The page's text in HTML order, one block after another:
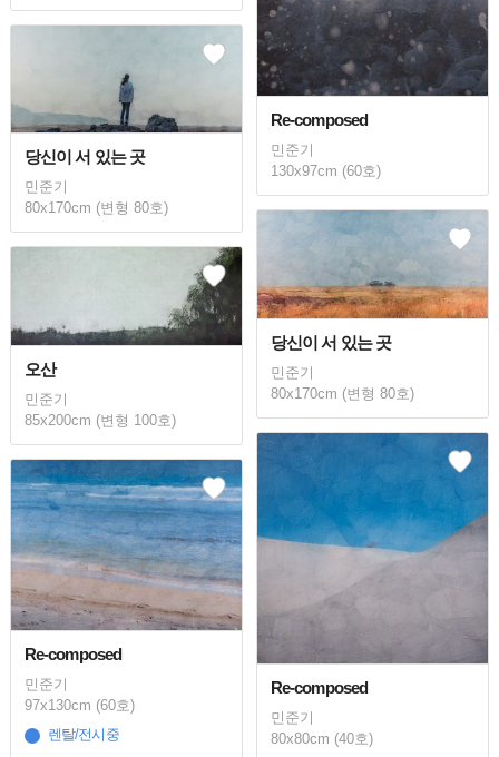
Re-composed
민준기
130x97cm (60호)
당신이 서 있는 곳
민준기
80x170cm (변형 80호)
당신이 서 있는 곳
민준기
80x170cm (변형 80호)
오산
민준기
85x200cm (변형 100호)
Re-composed
민준기
80x80cm (40호)
Re-composed
민준기
97x130cm (60호)
렌탈/전시중